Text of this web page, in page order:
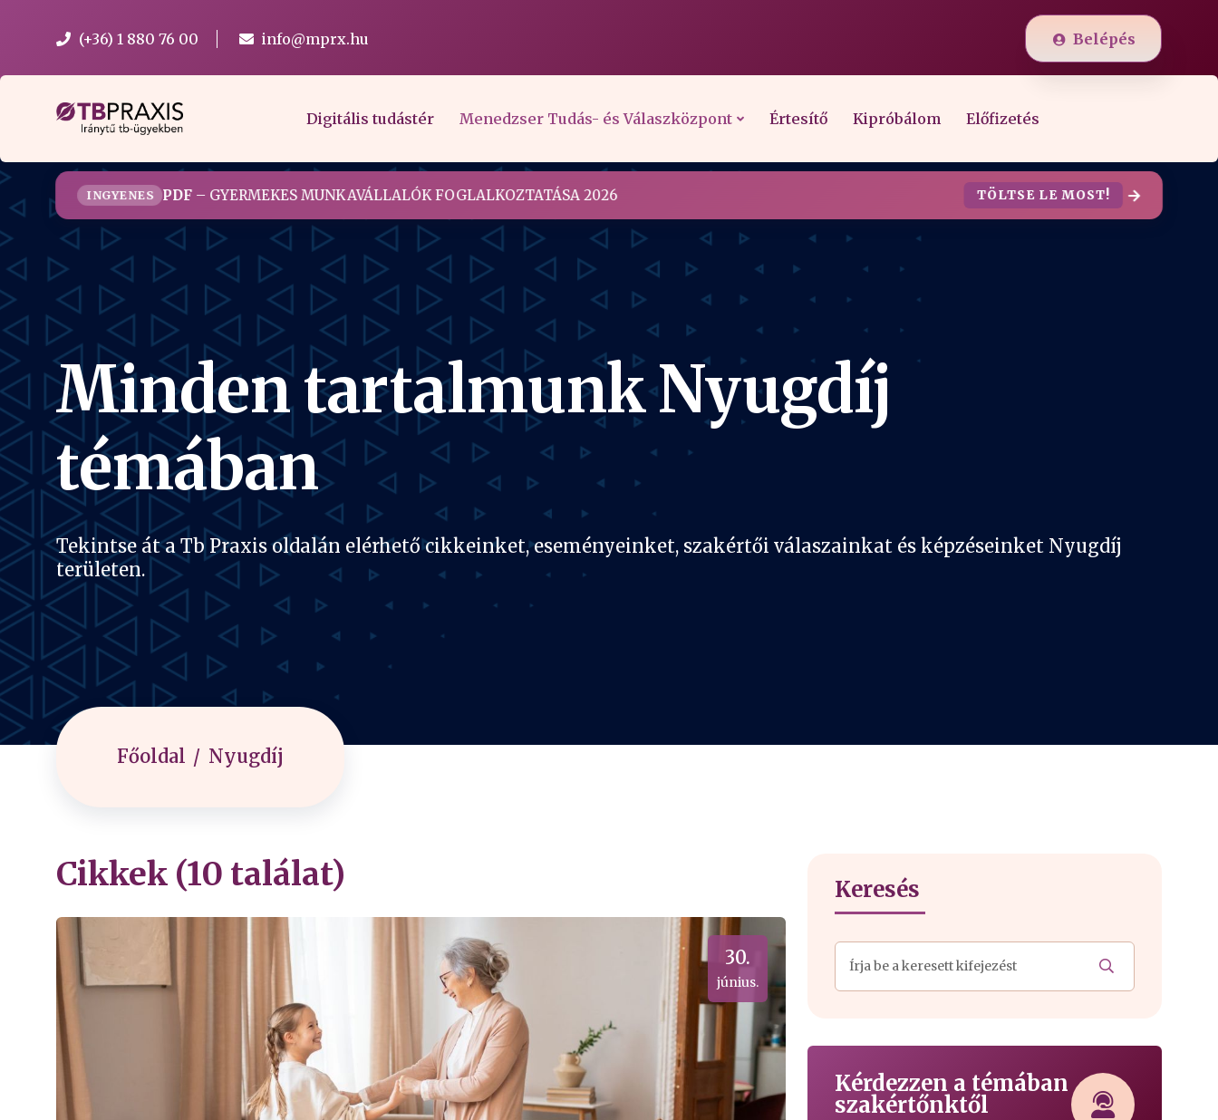
(+36) 1 880 76 00 info@mprx.hu Belépés
Digitális tudástér Menedzser Tudás- és Válaszközpont Értesítő Kipróbálom Előfizetés
INGYENES PDF– GYERMEKES MUNKAVÁLLALÓK FOGLALKOZTATÁSA 2026 TÖLTSE LE MOST!
Minden tartalmunk Nyugdíj
témában
Tekintse át a Tb Praxis oldalán elérhető cikkeinket, eseményeinket, szakértői válaszainkat és képzéseinket Nyugdíj
területen.
Főoldal Nyugdíj
Cikkek (10 találat)
30.
június.
Keresés
Kérdezzen a témában
szakértőnktől